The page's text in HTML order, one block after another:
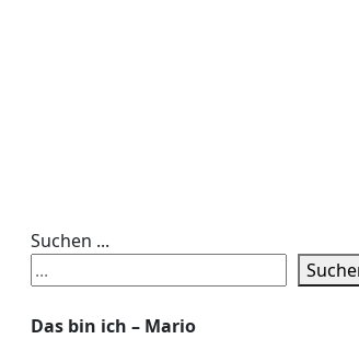
Suchen ...
Das bin ich – Mario